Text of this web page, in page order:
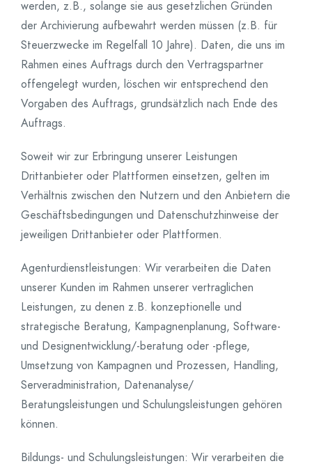
werden, z.B., solange sie aus gesetzlichen Gründen
der Archivierung aufbewahrt werden müssen (z.B. für
Steuerzwecke im Regelfall 10 Jahre). Daten, die uns im
Rahmen eines Auftrags durch den Vertragspartner
offengelegt wurden, löschen wir entsprechend den
Vorgaben des Auftrags, grundsätzlich nach Ende des
Auftrags.
Soweit wir zur Erbringung unserer Leistungen
Drittanbieter oder Plattformen einsetzen, gelten im
Verhältnis zwischen den Nutzern und den Anbietern die
Geschäftsbedingungen und Datenschutzhinweise der
jeweiligen Drittanbieter oder Plattformen.
Agenturdienstleistungen: Wir verarbeiten die Daten
unserer Kunden im Rahmen unserer vertraglichen
Leistungen, zu denen z.B. konzeptionelle und
strategische Beratung, Kampagnenplanung, Software-
und Designentwicklung/-beratung oder -pflege,
Umsetzung von Kampagnen und Prozessen, Handling,
Serveradministration, Datenanalyse/
Beratungsleistungen und Schulungsleistungen gehören
können.
Bildungs- und Schulungsleistungen: Wir verarbeiten die